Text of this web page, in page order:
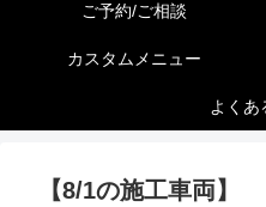
ご予約/ご相談
カスタムメニュー
よくあ
【8/1の施工車両】